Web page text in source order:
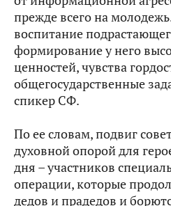
прежде всего на
воспитание
формирование у него
ценностей, чувства
общегосударственные
спикер СФ.
По ее словам, подвиг
духовной опорой для
дня – участников
операции, которые
дедов и прадедов и